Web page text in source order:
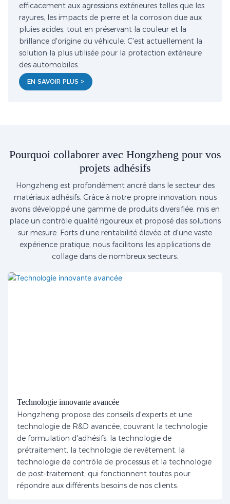
efficacement aux agressions extérieures telles que les
rayures, les impacts de pierre et la corrosion due aux
pluies acides, tout en préservant la couleur et la
brillance d'origine du véhicule. C'est actuellement la
solution la plus utilisée pour la protection extérieure
des automobiles.
EN SAVOIR PLUS >
Pourquoi collaborer avec Hongzheng pour vos
projets adhésifs
Hongzheng est profondément ancré dans le secteur des
matériaux adhésifs. Grâce à notre propre innovation, nous
avons développé une gamme de produits diversifiée, mis en
place un contrôle qualité rigoureux et proposé des solutions
sur mesure. Forts d'une rentabilité élevée et d'une vaste
expérience pratique, nous facilitons les applications de
collage dans de nombreux secteurs.
Technologie innovante avancée
Hongzheng propose des conseils d'experts et une
technologie de R&D avancée, couvrant la technologie
de formulation d'adhésifs, la technologie de
prétraitement, la technologie de revêtement, la
technologie de contrôle de processus et la technologie
de post-traitement, qui fonctionnent toutes pour
répondre aux différents besoins de nos clients.